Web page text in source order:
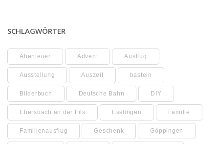
SCHLAGWÖRTER
Abenteuer Advent Ausflug
Ausstellung Auszeit basteln
Bilderbuch Deutsche Bahn DIY
Ebersbach an der Fils Esslingen Familie
Familienausflug Geschenk Göppingen